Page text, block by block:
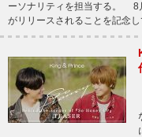
ーソナリティを担当する。 8
がリリースされることを記念